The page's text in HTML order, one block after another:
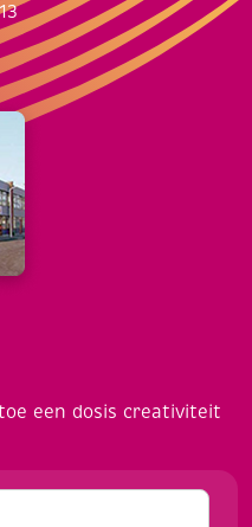
een dosis creativiteit